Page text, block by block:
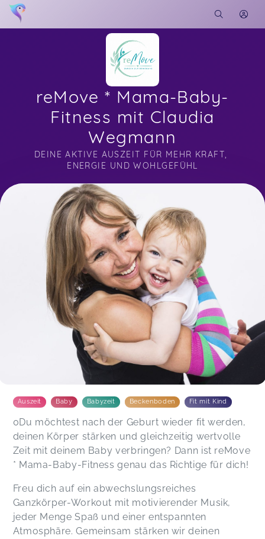
reMove * Mama-Baby-
Fitness mit Claudia
Wegmann
DEINE AKTIVE AUSZEIT FÜR MEHR KRAFT,
ENERGIE UND WOHLGEFÜHL
Soon you will learn more about me here...
Auszeit Baby Babyzeit Beckenboden Fit mit Kind
0Du möchtest nach der Geburt wieder fit werden,
deinen Körper stärken und gleichzeitig wertvolle
Zeit mit deinem Baby verbringen? Dann ist reMove
* Mama-Baby-Fitness genau das Richtige für dich!
Freu dich auf ein abwechslungsreiches
Ganzkörper-Workout mit motivierender Musik,
jeder Menge Spaß und einer entspannten
Atmosphäre. Gemeinsam stärken wir deinen